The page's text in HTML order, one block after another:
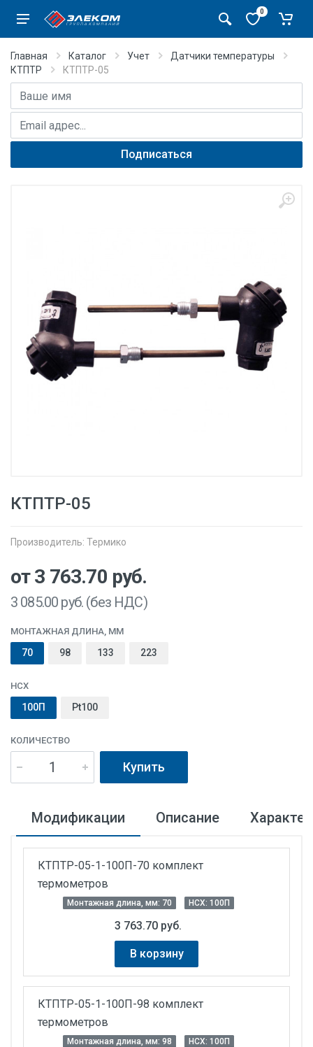
0
Главная Каталог Учет
Датчики температуры
КТПТР
КТПТР-05
Имя
E-mail адрес
Подписаться
КТПТР-05
Производитель: Термико
от 3 763.70 руб.
3 085.00 руб. (без НДС)
МОНТАЖНАЯ ДЛИНА, ММ
70 98 133 223
НСХ
100П Pt100
КОЛИЧЕСТВО
Купить
Модификации Описание
КТПТР-05-1-100П-70 комплект
термометров
Монтажная длина, мм: 70 НСХ: 100П
3 763.70 руб.
В корзину
КТПТР-05-1-100П-98 комплект
термометров
Монтажная длина, мм: 98 НСХ: 100П